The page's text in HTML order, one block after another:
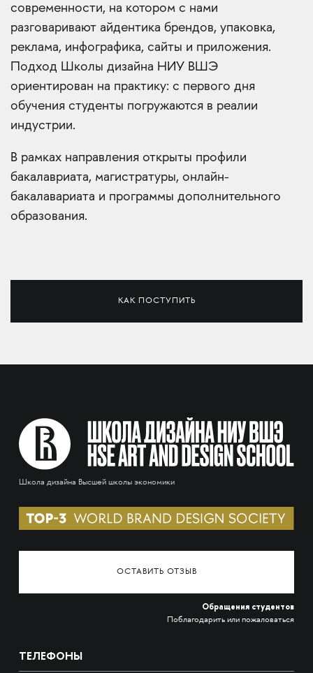
современности, на котором с нами
разговаривают айдентика брендов, упаковка,
реклама, инфографика, сайты и приложения.
Подход Школы дизайна НИУ ВШЭ
ориентирован на практику: с первого дня
обучения студенты погружаются в реалии
индустрии.
В рамках направления открыты профили
бакалавриата, магистратуры, онлайн-
бакалавариата и программы дополнительного
образования.
КАК ПОСТУПИТЬ
Школа дизайна Высшей школы экономики
ОСТАВИТЬ ОТЗЫВ
Обращения студентов
Поблагодарить или пожаловаться
ТЕЛЕФОНЫ